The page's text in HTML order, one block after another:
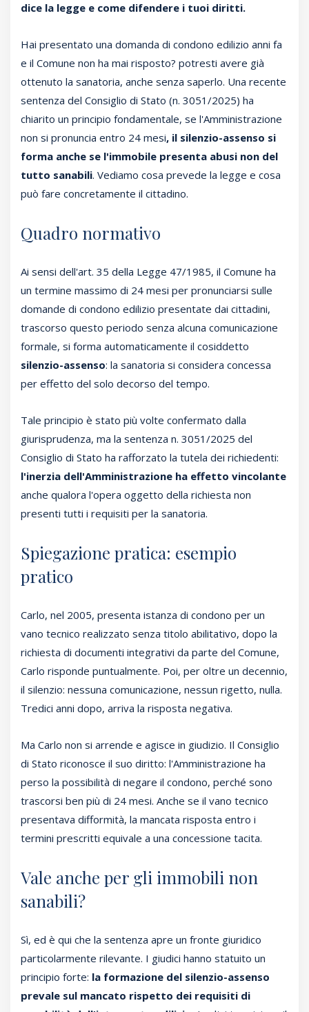
dice la legge e come difendere i tuoi diritti.
Hai presentato una domanda di condono edilizio anni fa
e il Comune non ha mai risposto? potresti avere già
ottenuto la sanatoria, anche senza saperlo. Una recente
sentenza del Consiglio di Stato (n. 3051/2025) ha
chiarito un principio fondamentale, se l'Amministrazione
non si pronuncia entro 24 mesi, il silenzio-assenso si
forma anche se l'immobile presenta abusi non del
tutto sanabili. Vediamo cosa prevede la legge e cosa
può fare concretamente il cittadino.
Quadro normativo
Ai sensi dell'art. 35 della Legge 47/1985, il Comune ha
un termine massimo di 24 mesi per pronunciarsi sulle
domande di condono edilizio presentate dai cittadini,
trascorso questo periodo senza alcuna comunicazione
formale, si forma automaticamente il cosiddetto
silenzio-assenso: la sanatoria si considera concessa
per effetto del solo decorso del tempo.
Tale principio è stato più volte confermato dalla
giurisprudenza, ma la sentenza n. 3051/2025 del
Consiglio di Stato ha rafforzato la tutela dei richiedenti:
l'inerzia dell'Amministrazione ha effetto vincolante
anche qualora l'opera oggetto della richiesta non
presenti tutti i requisiti per la sanatoria.
Spiegazione pratica: esempio
pratico
Carlo, nel 2005, presenta istanza di condono per un
vano tecnico realizzato senza titolo abilitativo, dopo la
richiesta di documenti integrativi da parte del Comune,
Carlo risponde puntualmente. Poi, per oltre un decennio,
il silenzio: nessuna comunicazione, nessun rigetto, nulla.
Tredici anni dopo, arriva la risposta negativa.
Ma Carlo non si arrende e agisce in giudizio. Il Consiglio
di Stato riconosce il suo diritto: l'Amministrazione ha
perso la possibilità di negare il condono, perché sono
trascorsi ben più di 24 mesi. Anche se il vano tecnico
presentava difformità, la mancata risposta entro i
termini prescritti equivale a una concessione tacita.
Vale anche per gli immobili non
sanabili?
Sì, ed è qui che la sentenza apre un fronte giuridico
particolarmente rilevante. I giudici hanno statuito un
principio forte: la formazione del silenzio-assenso
prevale sul mancato rispetto dei requisiti di